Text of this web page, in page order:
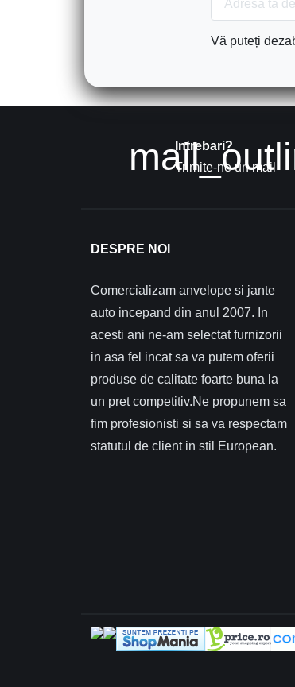
Vă puteți
Intrebari?
Trimite-ne un mail
DESPRE NOI
Comercializam anvelope si jante
auto incepand din anul 2007. In
acesti ani ne-am selectat furnizorii
in asa fel incat sa va putem oferii
produse de calitate foarte buna la
un pret competitiv.Ne propunem sa
fim profesionisti si sa va respectam
statutul de client in stil European.